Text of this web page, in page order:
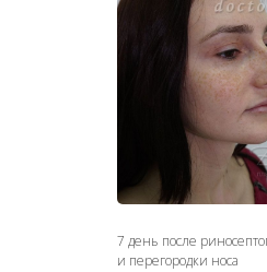
7 день после
и перегородки носа